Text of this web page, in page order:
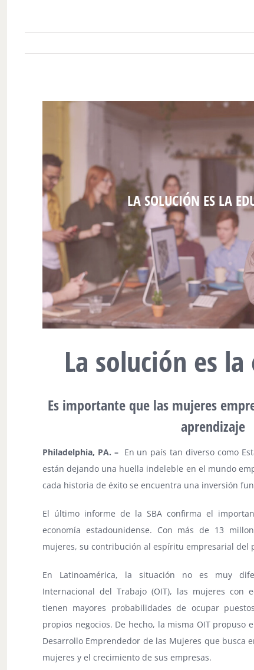
LA SOLUCIÓN ES LA
La solución es
Es importante que las mujeres
aprendizaje
Philadelphia, PA. – En un país tan diverso como
están dejando una huella indeleble en el mundo
cada historia de éxito se encuentra una inversión
El último informe de la SBA confirma el
economía estadounidense. Con más de 13
mujeres, su contribución al espíritu empresarial del
En Latinoamérica, la situación no es muy
Internacional del Trabajo (OIT), las mujeres con
tienen mayores probabilidades de ocupar
propios negocios. De hecho, la misma OIT propuso
Desarrollo Emprendedor de las Mujeres que busca
mujeres y el crecimiento de sus empresas.